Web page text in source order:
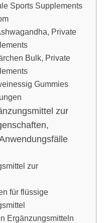
Sports Supplements
Private
Bulk, Private
Gummies
zur
zur
für flüssige
Ergänzungsmitteln